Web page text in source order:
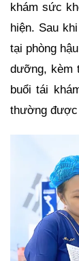
khám sức
hiện. Sau
tại phòng
dưỡng, kèm
buổi tái
thường được